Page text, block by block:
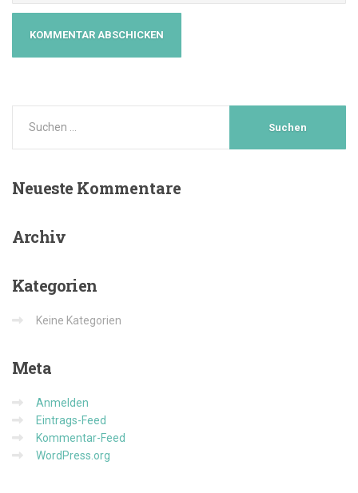
Neueste Kommentare
Archiv
Kategorien
Keine Kategorien
Meta
Anmelden
Eintrags-Feed
Kommentar-Feed
WordPress.org